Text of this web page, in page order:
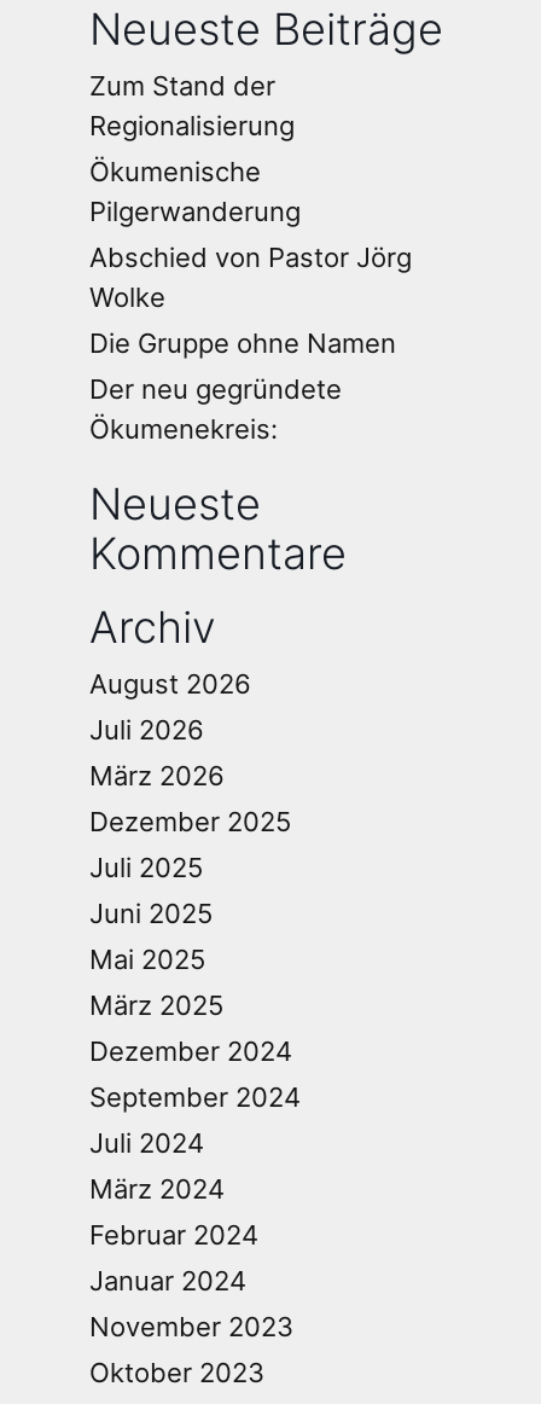
Neueste Beiträge
Zum Stand der
Regionalisierung
Ökumenische
Pilgerwanderung
Abschied von Pastor Jörg
Wolke
Die Gruppe ohne Namen
Der neu gegründete
Ökumenekreis:
Neueste
Kommentare
Archiv
August 2026
Juli 2026
März 2026
Dezember 2025
Juli 2025
Juni 2025
Mai 2025
März 2025
Dezember 2024
September 2024
Juli 2024
März 2024
Februar 2024
Januar 2024
November 2023
Oktober 2023